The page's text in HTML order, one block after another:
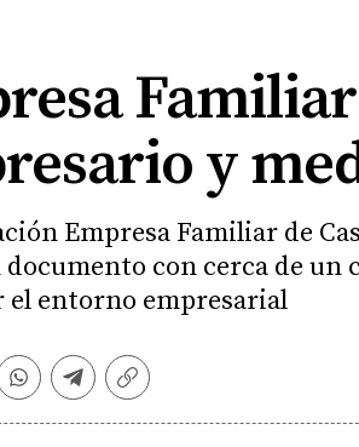
y
Empresa Familiar de
documento con cerca de
el entorno empresarial
Whatsapp
Telegram
Copiar